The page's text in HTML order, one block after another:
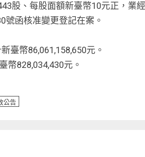
股、每股面額新臺幣10元正，業
函核准變更登記在案。
臺幣86,061,158,650元。
幣828,034,430元。
公告